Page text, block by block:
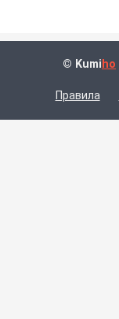
© Kumi ho
Правила